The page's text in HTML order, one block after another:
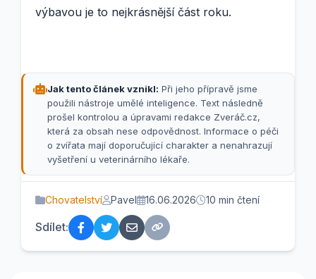
výbavou je to nejkrásnější část roku.
Jak tento článek vznikl: Při jeho přípravě jsme
použili nástroje umělé inteligence. Text následně
prošel kontrolou a úpravami redakce Zveráč.cz,
která za obsah nese odpovědnost. Informace o péči
o zvířata mají doporučující charakter a nenahrazují
vyšetření u veterinárního lékaře.
Chovatelství Pavel 16.06.2026 10 min čtení
Sdílet: